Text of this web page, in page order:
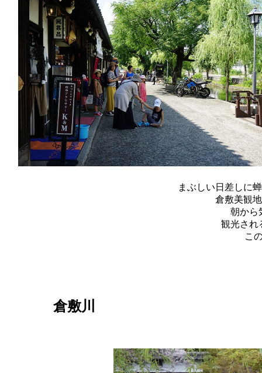
まぶしい日差しに
倉敷美観
朝から
観光され
こ
倉敷川